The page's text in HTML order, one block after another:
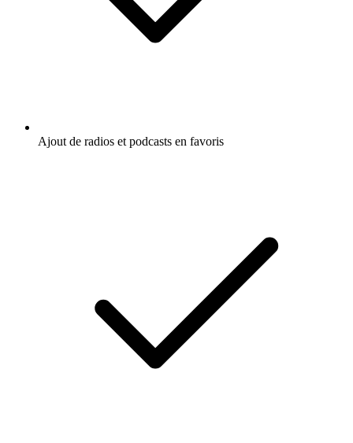
Ajout de radios et podcasts en favoris